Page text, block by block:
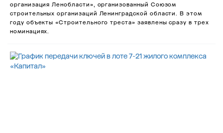
организация Ленобласти», организованный Союзом
строительных организаций Ленинградской области. В этом
году объекты «Строительного треста» заявлены сразу в трех
номинациях.